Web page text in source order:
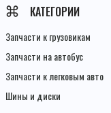
КАТЕГОРИИ
Запчасти к грузовикам
Запчасти на автобус
Запчасти к легковым авто
Шины и диски